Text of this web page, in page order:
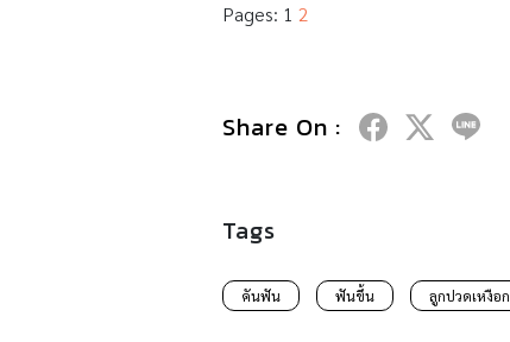
Pages: 1 2
Share On :
Tags
คันฟัน ฟันขึ้น ลูกปวดเหงือก